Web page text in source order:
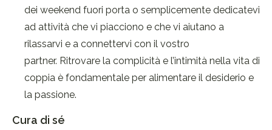
dei weekend fuori porta o semplicemente dedicatevi
ad attività che vi piacciono e che vi aiutano a
rilassarvi e a connettervi con il vostro
partner. Ritrovare la complicità e l’intimità nella vita di
coppia è fondamentale per alimentare il desiderio e
la passione.
Cura di sé